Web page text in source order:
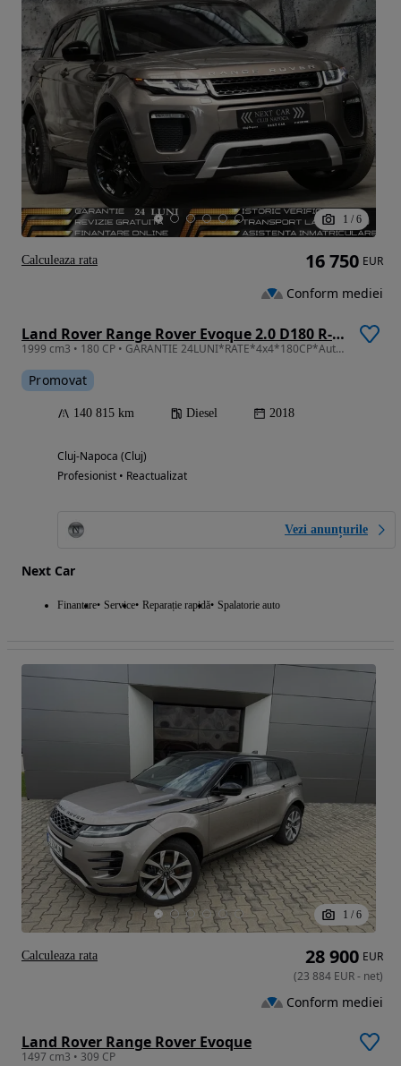
1 / 6
Land Rover Range Rover Evoque 2.0 D180 R-Dynamic HSE
1999 cm3 • 180 CP • GARANTIE 24LUNI*RATE*4x4*180CP*Automata*Dynamic*Piele*Head Up*Navi*Led
Promovat
140 815 km Diesel 2018
Cluj-Napoca (Cluj)
Profesionist • Reactualizat
Vezi anunțurile
Next Car
Finantare Service Reparație rapidă Spalatorie auto
16 750 EUR
Conform mediei
Calculeaza rata
1 / 6
Land Rover Range Rover Evoque
1497 cm3 • 309 CP
28 900 EUR
(23 884 EUR- net)
Conform mediei
Calculeaza rata